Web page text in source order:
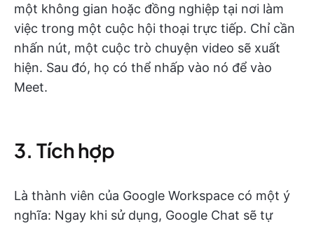
một không gian hoặc đồng nghiệp tại nơi làm
việc trong một cuộc hội thoại trực tiếp. Chỉ cần
nhấn nút, một cuộc trò chuyện video sẽ xuất
hiện. Sau đó, họ có thể nhấp vào nó để vào
Meet.
3. Tích hợp
Là thành viên của Google Workspace có một ý
nghĩa: Ngay khi sử dụng, Google Chat sẽ tự